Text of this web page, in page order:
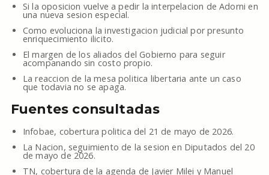
Si la oposicion vuelve a pedir la interpelacion de Adorni en
una nueva sesion especial.
Como evoluciona la investigacion judicial por presunto
enriquecimiento ilicito.
El margen de los aliados del Gobierno para seguir
acompanando sin costo propio.
La reaccion de la mesa politica libertaria ante un caso
que todavia no se apaga.
Fuentes consultadas
Infobae, cobertura politica del 21 de mayo de 2026.
La Nacion, seguimiento de la sesion en Diputados del 20
de mayo de 2026.
TN, cobertura de la agenda de Javier Milei y Manuel